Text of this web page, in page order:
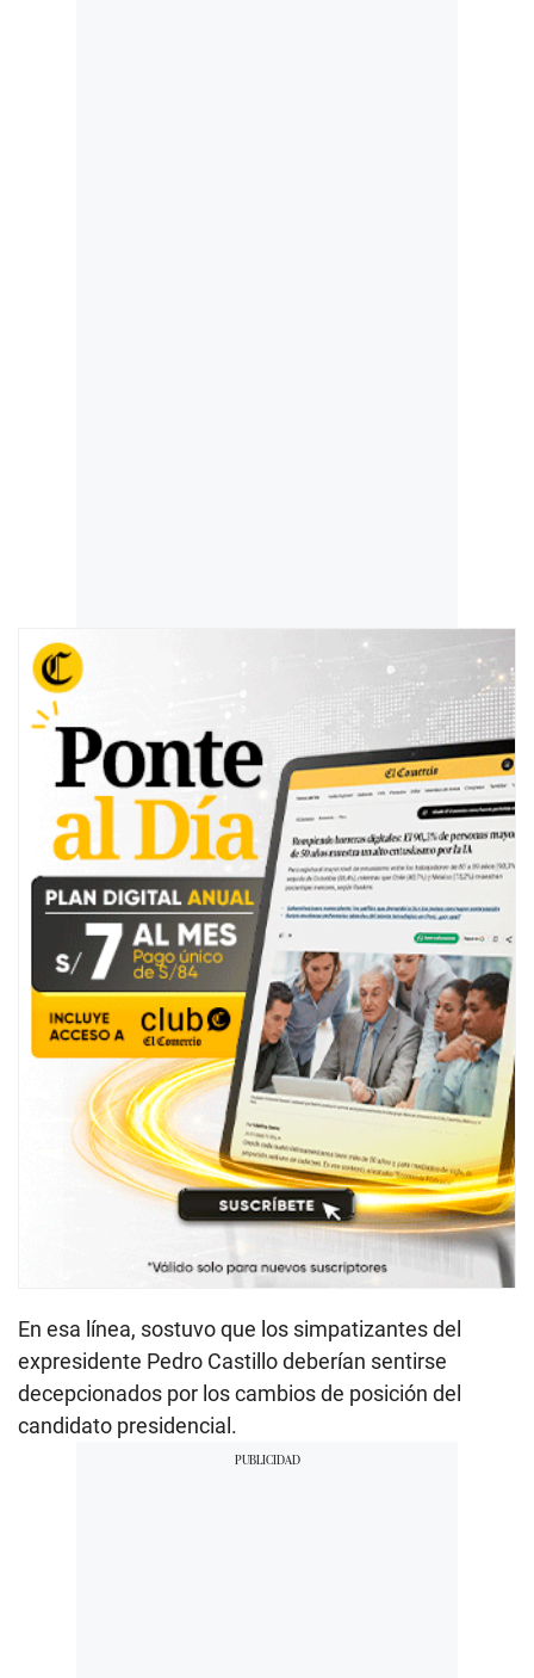
En esa línea, sostuvo que los simpatizantes del
expresidente Pedro Castillo deberían sentirse
decepcionados por los cambios de posición del
candidato presidencial.